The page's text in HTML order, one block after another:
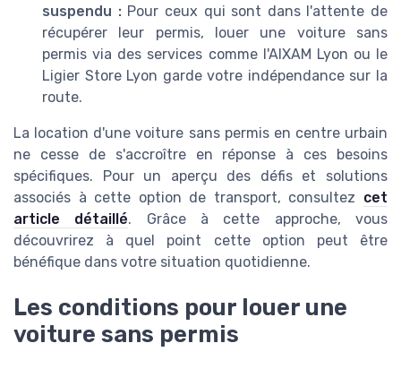
suspendu :Pour ceux qui sont dans l'attente de
récupérer leur permis, louer une voiture sans
permis via des services comme l'AIXAM Lyon ou le
Ligier Store Lyon garde votre indépendance sur la
route.
La location d'une voiture sans permis en centre urbain
ne cesse de s'accroître en réponse à ces besoins
spécifiques. Pour un aperçu des défis et solutions
associés à cette option de transport, consultez cet
article détaillé. Grâce à cette approche, vous
découvrirez à quel point cette option peut être
bénéfique dans votre situation quotidienne.
Les conditions pour louer une
voiture sans permis